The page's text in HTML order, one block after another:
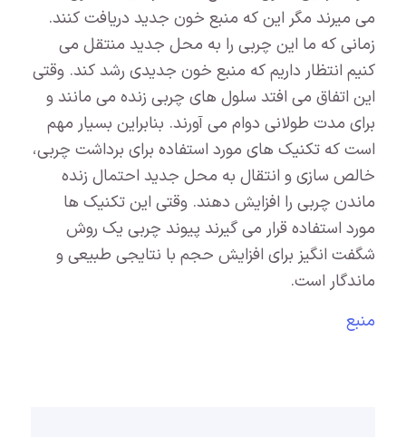
می میرند مگر این که منبع خون جدید دریافت کنند.
زمانی که ما این چربی را به محل جدید منتقل می
کنیم انتظار داریم که منبع خون جدیدی رشد کند. وقتی
این اتفاق می افتد سلول های چربی زنده می مانند و
برای مدت طولانی دوام می آورند. بنابراین بسیار مهم
است که تکنیک های مورد استفاده برای برداشت چربی،
خالص سازی و انتقال به محل جدید احتمال زنده
ماندن چربی را افزایش دهند. وقتی این تکنیک ها
مورد استفاده قرار می گیرند پیوند چربی یک روش
شگفت انگیز برای افزایش حجم با نتایجی طبیعی و
ماندگار است.
منبع